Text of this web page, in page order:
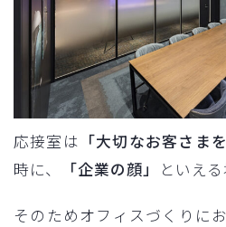
応接室は 「大切なお客さま
時に、
「企業の顔」 といえ
そのためオフィスづくりに